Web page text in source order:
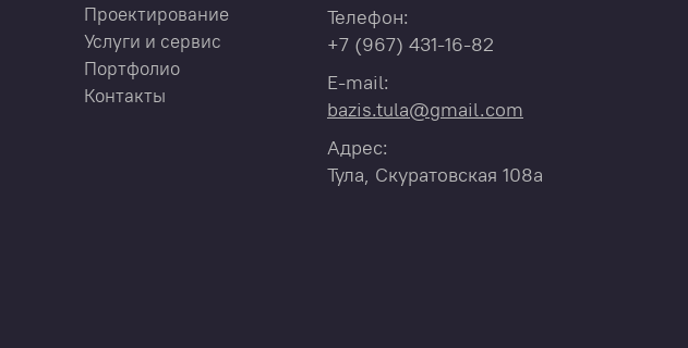
Проектирование
Услуги и сервис
Портфолио
Контакты
Телефон:
+7 (967) 431-16-82
E-mail:
bazis.tula@gmail.com
Адрес:
Тула, Скуратовская 108а